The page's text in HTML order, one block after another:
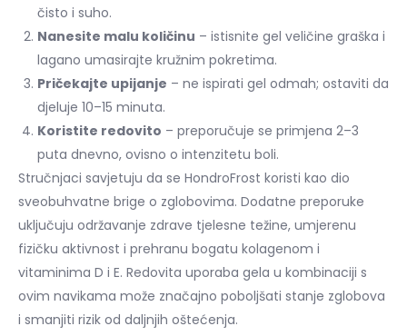
čisto i suho.
Nanesite malu količinu – istisnite gel veličine graška i
lagano umasirajte kružnim pokretima.
Pričekajte upijanje – ne ispirati gel odmah; ostaviti da
djeluje 10–15 minuta.
Koristite redovito – preporučuje se primjena 2–3
puta dnevno, ovisno o intenzitetu boli.
Stručnjaci savjetuju da se HondroFrost koristi kao dio
sveobuhvatne brige o zglobovima. Dodatne preporuke
uključuju održavanje zdrave tjelesne težine, umjerenu
fizičku aktivnost i prehranu bogatu kolagenom i
vitaminima D i E. Redovita uporaba gela u kombinaciji s
ovim navikama može značajno poboljšati stanje zglobova
i smanjiti rizik od daljnjih oštećenja.